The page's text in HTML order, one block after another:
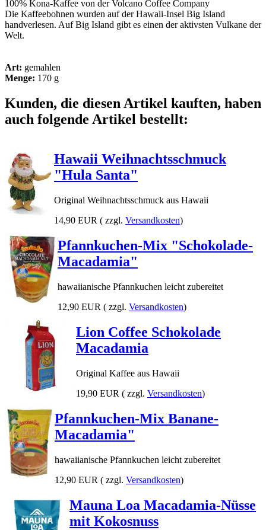
100% Kona-Kaffee von der Volcano Coffee Company
Die Kaffeebohnen wurden auf der Hawaii-Insel Big Island
handverlesen. Auf Big Island gibt es einen der aktivsten Vulkane der
Welt.
Art: gemahlen
Menge: 170 g
Kunden, die diesen Artikel kauften, haben
auch folgende Artikel bestellt:
Hawaii Weihnachtsschmuck
"Hula Santa"
Original Weihnachtsschmuck aus Hawaii
14,90 EUR ( zzgl. Versandkosten)
Pfannkuchen-Mix "Schokolade-
Macadamia"
hawaiianische Pfannkuchen leicht zubereitet
12,90 EUR ( zzgl. Versandkosten)
Lion Coffee Schokolade
Macadamia
Original Kaffee aus Hawaii
19,90 EUR ( zzgl. Versandkosten)
Pfannkuchen-Mix Banane-
Macadamia"
hawaiianische Pfannkuchen leicht zubereitet
12,90 EUR ( zzgl. Versandkosten)
Mauna Loa Macadamia-Nüsse
mit Kokosnuss